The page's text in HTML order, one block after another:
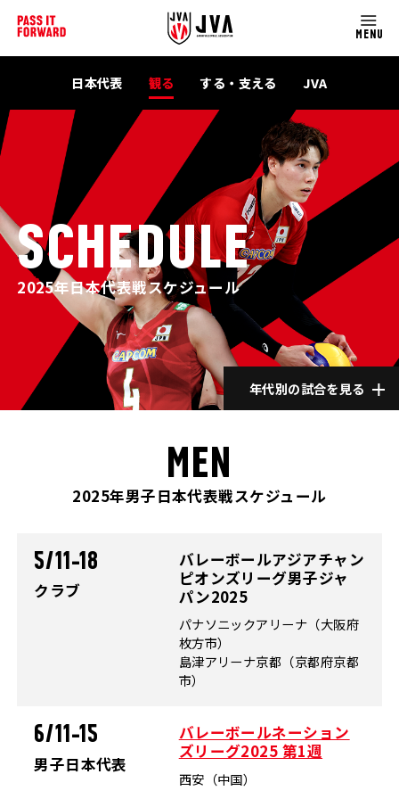
MENU
日本代表 観る する・支える JVA
SCHEDULE
2025年日本代表戦スケジュール
年代別の試合を見る
MEN
2025年男子日本代表戦スケジュール
5/11-18
クラブ
バレーボールアジアチャン
ピオンズリーグ男子ジャ
パン2025
パナソニックアリーナ（大阪府
枚方市）
島津アリーナ京都（京都府京都
市）
6/11-15
男子日本代表
バレーボールネーション
ズリーグ2025 第1週
西安（中国）